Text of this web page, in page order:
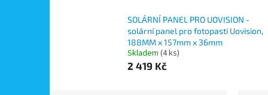
SOLÁRNÍ PANEL PRO UOVISION -
solární panel pro fotopasti Uovision,
188MM x 157mm x 36mm
Skladem (4 ks)
2 419 Kč